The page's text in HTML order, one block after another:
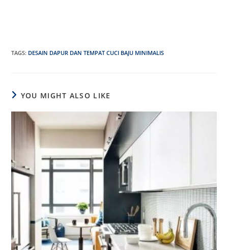
TAGS: DESAIN DAPUR DAN TEMPAT CUCI BAJU MINIMALIS
YOU MIGHT ALSO LIKE